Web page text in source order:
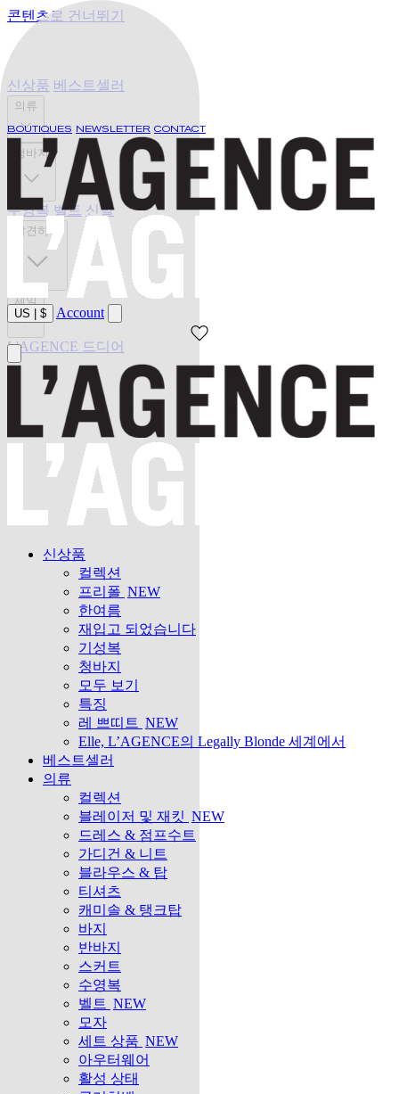
콘텐츠로 건너뛰기
BOUTIQUES NEWSLETTER CONTACT
US $ Account
신상품
컬렉션
프리폴 NEW
한여름
재입고 되었습니다
기성복
청바지
모두 보기
특징
레 쁘띠트 NEW
Elle, L’AGENCE의 Legally Blonde 세계에서
베스트셀러
의류
컬렉션
블레이저 및 재킷 NEW
드레스 & 점프수트
가디건 & 니트
블라우스 & 탑
티셔츠
캐미솔 & 탱크탑
바지
반바지
스커트
수영복
벨트 NEW
모자
세트 상품 NEW
아우터웨어
활성 상태
신상품 베스트셀러
의류
청바지
수영복 벨트 신발
발견하기
세일
L'AGENCE 드디어